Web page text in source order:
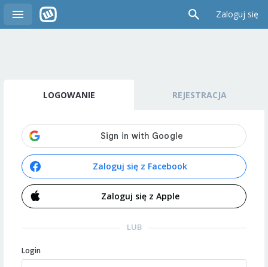
Zaloguj się
LOGOWANIE REJESTRACJA
Zaloguj się z Facebook
Zaloguj się z Apple
LUB
Login